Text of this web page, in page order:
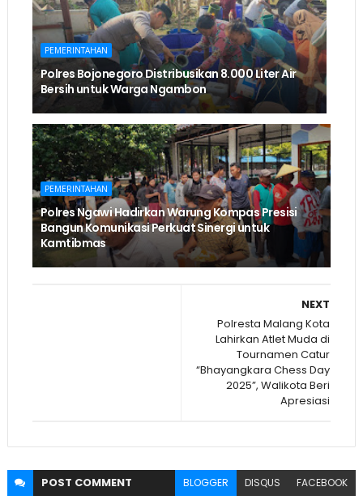
PEMERINTAHAN
Polres Bojonegoro Distribusikan 8.000 Liter Air
Bersih untuk Warga Ngambon
PEMERINTAHAN
Polres Ngawi Hadirkan Warung Kompas Presisi
Bangun Komunikasi Perkuat Sinergi untuk
Kamtibmas
NEXT
Polresta Malang Kota
Lahirkan Atlet Muda di
Tournamen Catur
“Bhayangkara Chess Day
2025”, Walikota Beri
Apresiasi
POST COMMENT BLOGGER DISQUS FACEBOOK